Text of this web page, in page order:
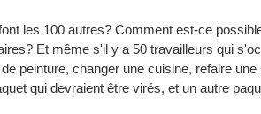
les 100 autres? Comment est-ce
Et même s'il y a 50 travailleurs qui
peinture, changer une cuisine, refaire
qui devraient être virés, et un autre